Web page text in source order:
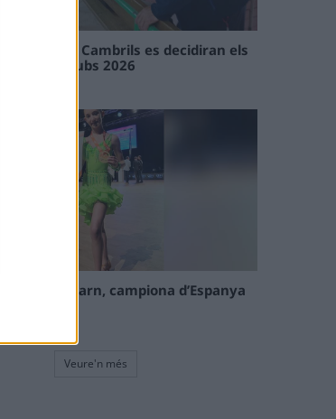
de Flix i Cambrils es decidiran els
de l’Interclubs 2026
Cinta Talarn, campiona d’Espanya
Veure'n més